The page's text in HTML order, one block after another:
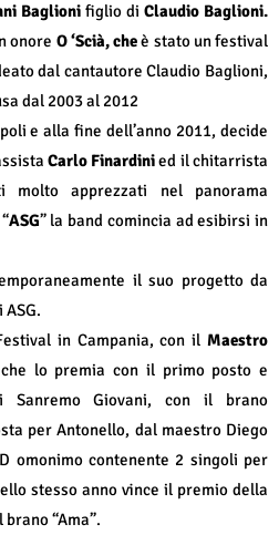
Baglioni figlio di Claudio Baglioni.
onore O ‘Scià, cheè stato un festival
dal cantautore Claudio Baglioni,
dal 2003 al 2012
e alla fine dell’anno 2011, decide
Carlo Finardinied il chitarrista
molto apprezzati nel panorama
ASG” la band comincia ad esibirsi in
il suo progetto da
in Campania, con il Maestro
lo premia con il primo posto e
Sanremo Giovani, con il brano
per Antonello, dal maestro Diego
omonimo contenente 2 singoli per
stesso anno vince il premio della
“Ama”.